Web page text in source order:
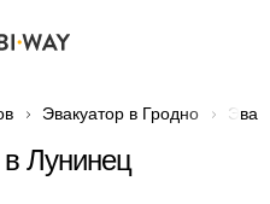
Эвакуатор в Гродно
в Лунинец